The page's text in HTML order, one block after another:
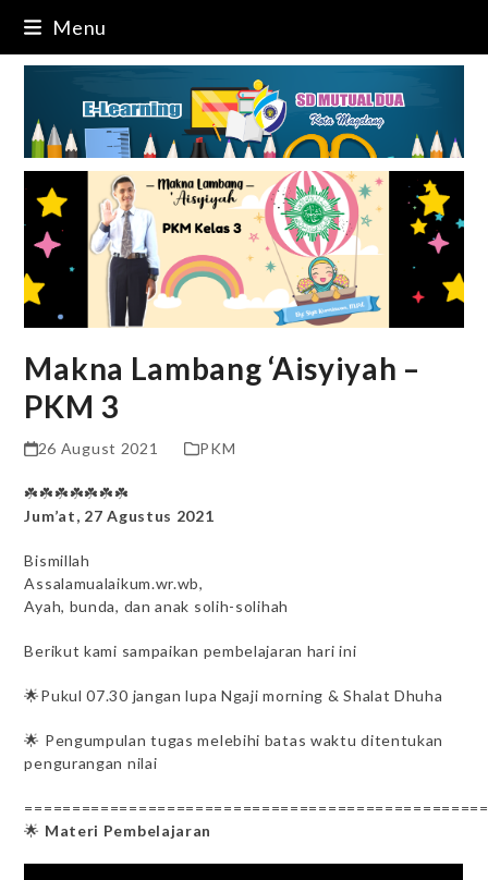
content
Menu
Makna Lambang ‘Aisyiyah –
PKM 3
26 August 2021 PKM
☘️☘️☘️☘️☘️☘️☘️
Jum’at, 27 Agustus 2021
Bismillah
Assalamualaikum.wr.wb,
Ayah, bunda, dan anak solih-solihah
Berikut kami sampaikan pembelajaran hari ini
🌟Pukul 07.30 jangan lupa Ngaji morning & Shalat Dhuha
🌟 Pengumpulan tugas melebihi batas waktu ditentukan
pengurangan nilai
🌟 Materi Pembelajaran